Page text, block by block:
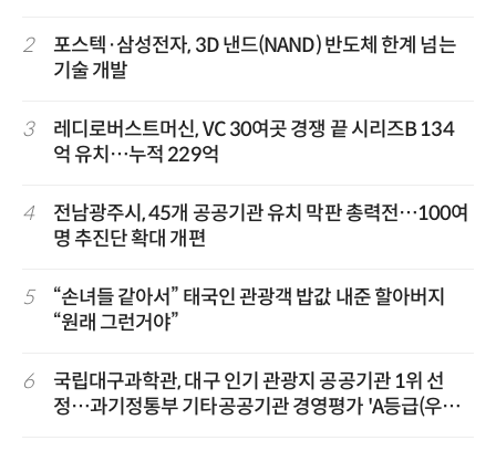
2
포스텍·삼성전자, 3D 낸드(NAND) 반도체 한계 넘는
기술 개발
3
레디로버스트머신, VC 30여곳 경쟁 끝 시리즈B 134
억 유치…누적 229억
4
전남광주시, 45개 공공기관 유치 막판 총력전…100여
명 추진단 확대 개편
5
“손녀들 같아서” 태국인 관광객 밥값 내준 할아버지
“원래 그런거야”
6
국립대구과학관, 대구 인기 관광지 공공기관 1위 선
정…과기정통부 기타공공기관 경영평가 'A등급(우수)'